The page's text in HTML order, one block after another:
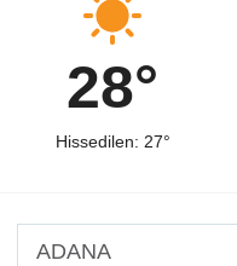
28°
Hissedilen: 27°
ADANA